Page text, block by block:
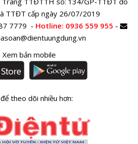
TTĐT cấp ngày 26/07/2019
7779 - Hotline: 0936 559 955 -
Xem bản mobile
theo dõi nhiều hơn: